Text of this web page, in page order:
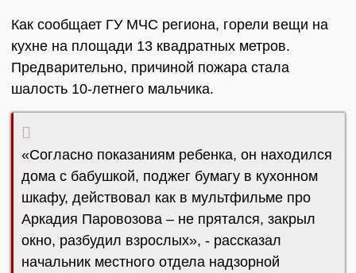
Как сообщает ГУ МЧС региона, горели вещи на
кухне на площади 13 квадратных метров.
Предварительно, причиной пожара стала
шалость 10-летнего мальчика.
«Согласно показаниям ребенка, он находился
дома с бабушкой, поджег бумагу в кухонном
шкафу, действовал как в мультфильме про
Аркадия Паровозова – не прятался, закрыл
окно, разбудил взрослых», - рассказал
начальник местного отдела надзорной